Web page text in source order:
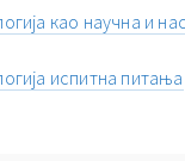
као научна и
испитна питања